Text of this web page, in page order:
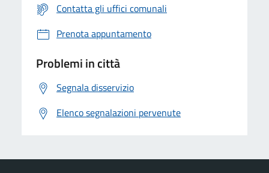
Contatta gli uffici comunali
Prenota appuntamento
Problemi in città
Segnala disservizio
Elenco segnalazioni pervenute